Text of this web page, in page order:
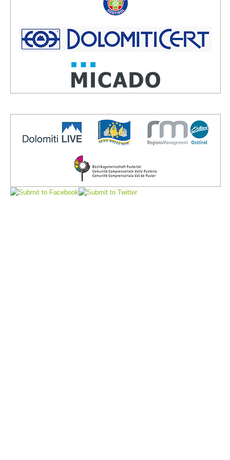
Vorstand